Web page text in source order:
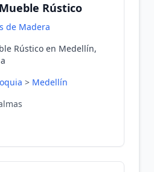
Rústico
de Madera
Rústico en Medellín,
> Medellín